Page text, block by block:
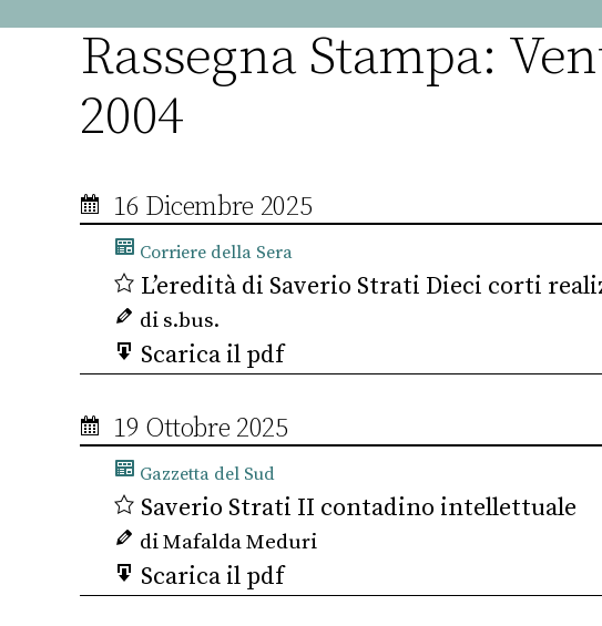
Rassegna Stampa:
2004
16 Dicembre 2025
Corriere della Sera
L’eredità di Saverio Strati Dieci corti
di s.bus.
Scarica il pdf
19 Ottobre 2025
Gazzetta del Sud
Saverio Strati II contadino intellettuale
di Mafalda Meduri
Scarica il pdf